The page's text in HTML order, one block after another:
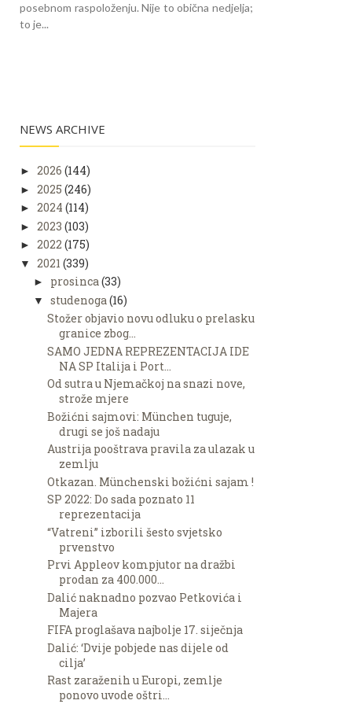
posebnom raspoloženju. Nije to obična nedjelja;
to je...
NEWS ARCHIVE
► 2026 (144)
► 2025 (246)
► 2024 (114)
► 2023 (103)
► 2022 (175)
▼ 2021 (339)
► prosinca(33)
▼ studenoga (16)
Stožer objavio novu odluku o prelasku
granice zbog...
SAMO JEDNA REPREZENTACIJA IDE
NA SP Italija i Port...
Od sutra u Njemačkoj na snazi nove,
strože mjere
Božićni sajmovi: München tuguje,
drugi se još nadaju
Austrija pooštrava pravila za ulazak u
zemlju
Otkazan. Münchenski božićni sajam !
SP 2022: Do sada poznato 11
reprezentacija
“Vatreni” izborili šesto svjetsko
prvenstvo
Prvi Appleov kompjutor na dražbi
prodan za 400.000...
Dalić naknadno pozvao Petkovića i
Majera
FIFA proglašava najbolje 17. siječnja
Dalić: ‘Dvije pobjede nas dijele od
cilja’
Rast zaraženih u Europi, zemlje
ponovo uvode oštri...